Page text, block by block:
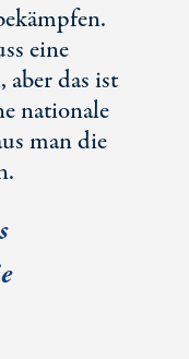
eine
aber das ist
nationale
man die